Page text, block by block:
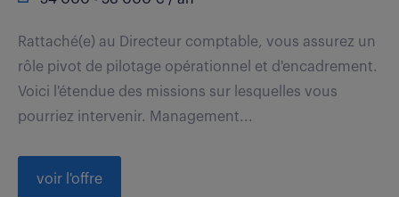
Rattaché(e) au Directeur comptable, vous assurez un
rôle pivot de pilotage opérationnel et d'encadrement.
Voici l'étendue des missions sur lesquelles vous
pourriez intervenir. Management...
voir l'offre